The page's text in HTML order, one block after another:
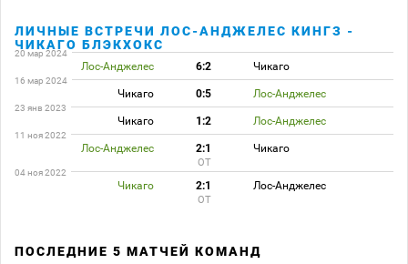
ЛИЧНЫЕ ВСТРЕЧИ ЛОС-АНДЖЕЛЕС КИНГЗ -
ЧИКАГО БЛЭКХОКС
20 мар 2024
Лос-Анджелес 6:2 Чикаго
16 мар 2024
Чикаго 0:5 Лос-Анджелес
23 янв 2023
Чикаго 1:2 Лос-Анджелес
11 ноя 2022
Лос-Анджелес 2:1 Чикаго
ОТ
04 ноя 2022
Чикаго 2:1 Лос-Анджелес
ОТ
ПОСЛЕДНИЕ 5 МАТЧЕЙ КОМАНД